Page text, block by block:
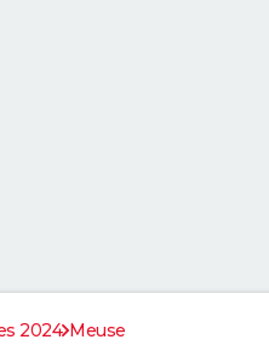
2024 Meuse